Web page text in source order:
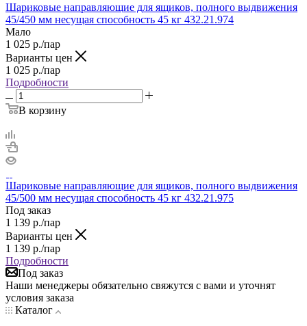
Шариковые направляющие для ящиков, полного выдвижения
45/450 мм несущая способность 45 кг 432.21.974
Мало
1 025 р./пар
Варианты цен
1 025 р./пар
Подробности
В корзину
Шариковые направляющие для ящиков, полного выдвижения
45/500 мм несущая способность 45 кг 432.21.975
Под заказ
1 139 р./пар
Варианты цен
1 139 р./пар
Подробности
Под заказ
Наши менеджеры обязательно свяжутся с вами и уточнят
условия заказа
Каталог